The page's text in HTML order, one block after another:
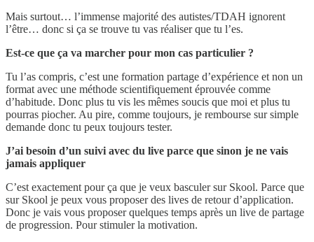
Mais surtout… l’immense majorité des autistes/TDAH ignorent
l’être… donc si ça se trouve tu vas réaliser que tu l’es.
Est-ce que ça va marcher pour mon cas particulier ?
Tu l’as compris, c’est une formation partage d’expérience et non un
format avec une méthode scientifiquement éprouvée comme
d’habitude. Donc plus tu vis les mêmes soucis que moi et plus tu
pourras piocher. Au pire, comme toujours, je rembourse sur simple
demande donc tu peux toujours tester.
J’ai besoin d’un suivi avec du live parce que sinon je ne vais
jamais appliquer
C’est exactement pour ça que je veux basculer sur Skool. Parce que
sur Skool je peux vous proposer des lives de retour d’application.
Donc je vais vous proposer quelques temps après un live de partage
de progression. Pour stimuler la motivation.